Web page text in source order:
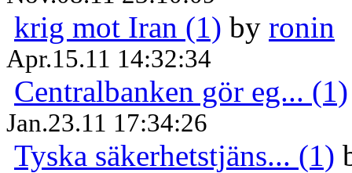
krig mot Iran (1) by ronin
Apr.15.11 14:32:34
Centralbanken gör eg... (1)
Jan.23.11 17:34:26
Tyska säkerhetstjäns... (1)